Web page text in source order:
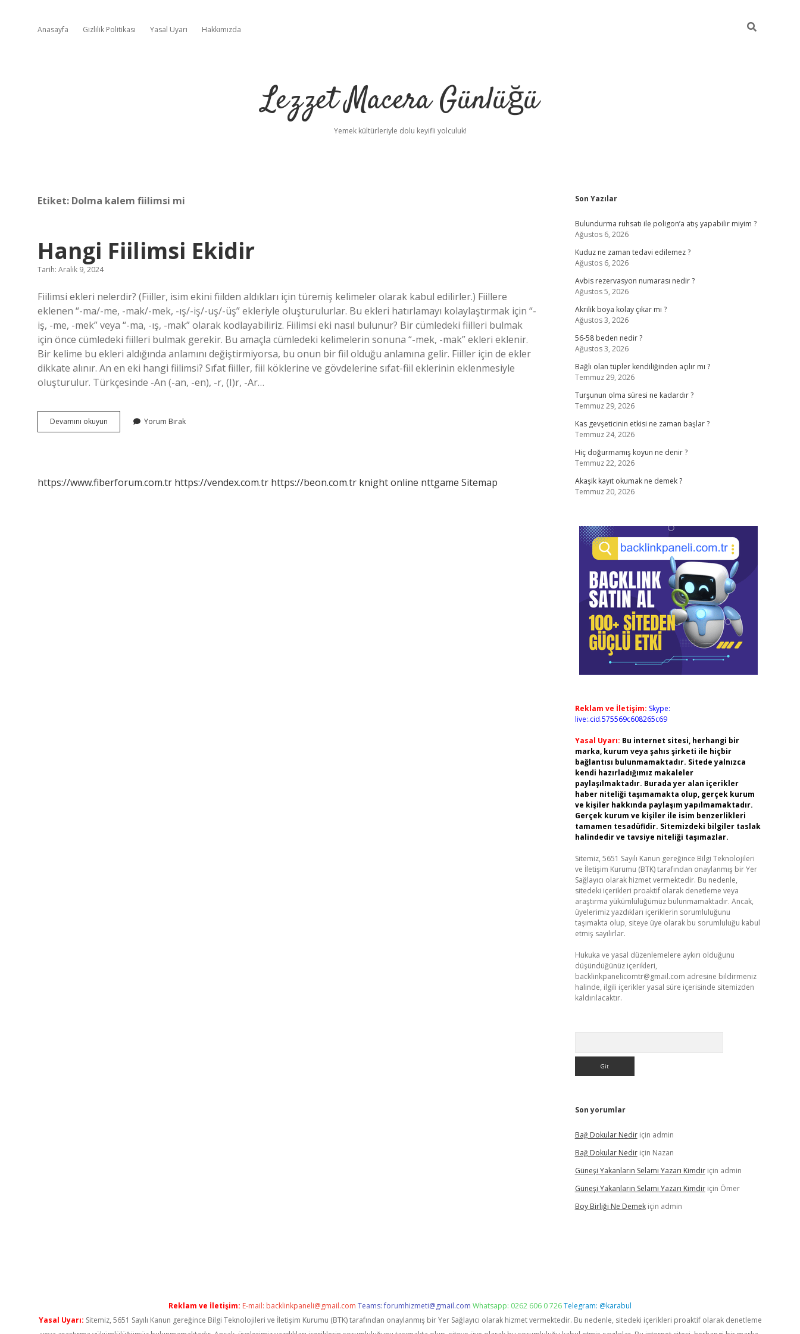
Anasayfa Gizlilik Politikası Yasal Uyarı Hakkımızda
Lezzet Macera Günlüğü
Yemek kültürleriyle dolu keyifli yolculuk!
Etiket: Dolma kalem fiilimsi mi
Hangi Fiilimsi Ekidir
Tarih: Aralık 9, 2024
Fiilimsi ekleri nelerdir? (Fiiller, isim ekini fiilden aldıkları için türemiş kelimeler olarak kabul edilirler.) Fiillere
eklenen “-ma/-me, -mak/-mek, -ış/-iş/-uş/-üş” ekleriyle oluşturulurlar. Bu ekleri hatırlamayı kolaylaştırmak için “-
iş, -me, -mek” veya “-ma, -ış, -mak” olarak kodlayabiliriz. Fiilimsi eki nasıl bulunur? Bir cümledeki fiilleri bulmak
için önce cümledeki fiilleri bulmak gerekir. Bu amaçla cümledeki kelimelerin sonuna “-mek, -mak” ekleri eklenir.
Bir kelime bu ekleri aldığında anlamını değiştirmiyorsa, bu onun bir fiil olduğu anlamına gelir. Fiiller için de ekler
dikkate alınır. An en eki hangi fiilimsi? Sıfat fiiller, fiil köklerine ve gövdelerine sıfat-fiil eklerinin eklenmesiyle
oluşturulur. Türkçesinde -An (-an, -en), -r, (I)r, -Ar…
Devamını okuyun
Fiilimsi
Yorum Bırak
https://www.fiberforum.com.tr https://vendex.com.tr https://beon.com.tr knight online nttgame Sitemap
Sidebar
Son Yazılar
Bulundurma ruhsatı ile poligon’a atış yapabilir miyim ?
Ağustos 6, 2026
Kuduz ne zaman tedavi edilemez ?
Ağustos 6, 2026
Avbis rezervasyon numarası nedir ?
Ağustos 5, 2026
Akrilik boya kolay çıkar mı ?
Ağustos 3, 2026
56-58 beden nedir ?
Ağustos 3, 2026
Bağlı olan tüpler kendiliğinden açılır mı ?
Temmuz 29, 2026
Turşunun olma süresi ne kadardır ?
Temmuz 29, 2026
Kas gevşeticinin etkisi ne zaman başlar ?
Temmuz 24, 2026
Hiç doğurmamış koyun ne denir ?
Temmuz 22, 2026
Akaşik kayıt okumak ne demek ?
Temmuz 20, 2026
Reklam ve İletişim: Skype:
live:.cid.575569c608265c69
Yasal Uyarı: Bu internet sitesi, herhangi bir
marka, kurum veya şahıs şirketi ile hiçbir
bağlantısı bulunmamaktadır. Sitede yalnızca
kendi hazırladığımız makaleler
paylaşılmaktadır. Burada yer alan içerikler
haber niteliği taşımamakta olup, gerçek kurum
ve kişiler hakkında paylaşım yapılmamaktadır.
Gerçek kurum ve kişiler ile isim benzerlikleri
tamamen tesadüfidir. Sitemizdeki bilgiler taslak
halindedir ve tavsiye niteliği taşımazlar.
Sitemiz, 5651 Sayılı Kanun gereğince Bilgi Teknolojileri
ve İletişim Kurumu (BTK) tarafından onaylanmış bir Yer
Sağlayıcı olarak hizmet vermektedir. Bu nedenle,
sitedeki içerikleri proaktif olarak denetleme veya
araştırma yükümlülüğümüz bulunmamaktadır. Ancak,
üyelerimiz yazdıkları içeriklerin sorumluluğunu
taşımakta olup, siteye üye olarak bu sorumluluğu kabul
etmiş sayılırlar.
Hukuka ve yasal düzenlemelere aykırı olduğunu
düşündüğünüz içerikleri,
backlinkpanelicomtr@gmail.com adresine bildirmeniz
halinde, ilgili içerikler yasal süre içerisinde sitemizden
kaldırılacaktır.
Son yorumlar
Bağ Dokular Nediriçin admin
Bağ Dokular Nediriçin Nazan
Güneşi Yakanların Selamı Yazarı Kimdiriçin admin
Güneşi Yakanların Selamı Yazarı Kimdiriçin Ömer
Boy Birliği Ne Demekiçin admin
Reklam ve İletişim: E-mail: backlinkpaneli@gmail.com Teams:forumhizmeti@gmail.com Whatsapp: 0262 606 0 726Telegram: @karabul
Yasal Uyarı: Sitemiz, 5651 Sayılı Kanun gereğince Bilgi Teknolojileri ve İletişim Kurumu (BTK) tarafından onaylanmış bir Yer Sağlayıcı olarak hizmet vermektedir. Bu nedenle, sitedeki içerikleri proaktif olarak denetleme